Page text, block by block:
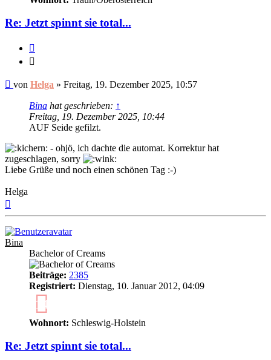
Re: Jetzt spinnt sie total...
Ungelesener
von Helga » Freitag, 19. Dezember 2025, 10:57
Bina hat geschrieben: ↑
Freitag, 19. Dezember 2025, 10:44
AUF Seide gefilzt.
- ohjö, ich dachte die automat. Korrektur hat
zugeschlagen, sorry
Liebe Grüße und noch einen schönen Tag :-)
Helga
Bina
Bachelor of Creams
Beiträge: 2385
Registriert: Dienstag, 10. Januar 2012, 04:09
14
Wohnort: Schleswig-Holstein
Re: Jetzt spinnt sie total...